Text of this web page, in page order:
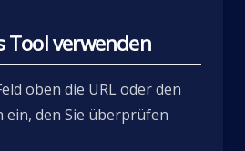
Tool verwenden
oben die URL oder den
ein, den Sie überprüfen